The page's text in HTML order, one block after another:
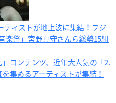
ティストが地上波に集結！フジ
楽祭」宮野真守さんら総勢15組
コンテンツ、近年大人気の「2.
集めるアーティストが集結！